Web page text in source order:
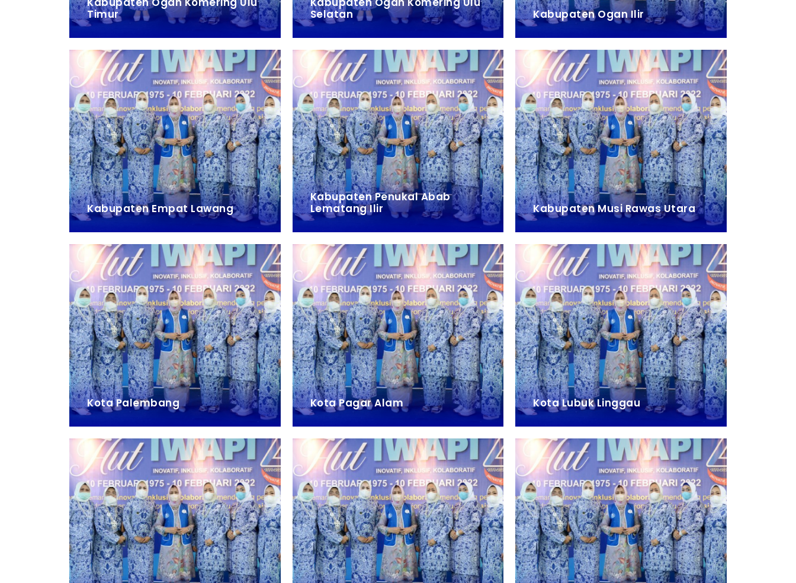
Timur
Selatan
Kabupaten Ogan Ilir
Kabupaten Empat Lawang
Kabupaten Penukal Abab
Lematang Ilir
Kabupaten Musi Rawas Utara
Kota Palembang Kota Pagar Alam Kota Lubuk Linggau